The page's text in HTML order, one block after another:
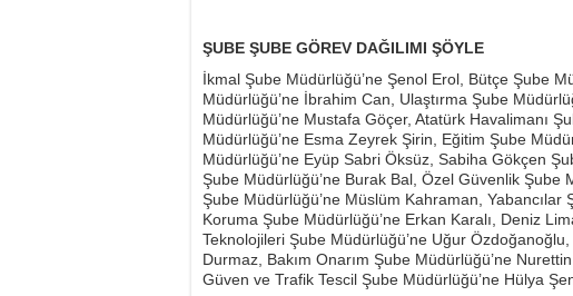
ŞUBE ŞUBE GÖREV DAĞILIMI ŞÖYLE
İkmal Şube Müdürlüğü’ne Şenol Erol, Bütçe Şube
Müdürlüğü’ne İbrahim Can, Ulaştırma Şube
Müdürlüğü’ne Mustafa Göçer, Atatürk Havalimanı
Müdürlüğü’ne Esma Zeyrek Şirin, Eğitim Şube
Müdürlüğü’ne Eyüp Sabri Öksüz, Sabiha Gökçen
Şube Müdürlüğü’ne Burak Bal, Özel Güvenlik Şube
Şube Müdürlüğü’ne Müslüm Kahraman,
Koruma Şube Müdürlüğü’ne Erkan Karalı, Deniz
Teknolojileri Şube Müdürlüğü’ne Uğur
Durmaz, Bakım Onarım Şube Müdürlüğü’ne
Güven ve Trafik Tescil Şube Müdürlüğü’ne Hülya